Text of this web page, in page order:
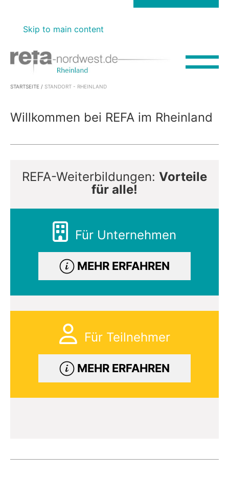
Skip to main content
STARTSEITE / STANDORT - RHEINLAND
Willkommen bei REFA im Rheinland
REFA-Weiterbildungen: Vorteile
für alle!
Für Unternehmen
MEHR ERFAHREN
Für Teilnehmer
MEHR ERFAHREN